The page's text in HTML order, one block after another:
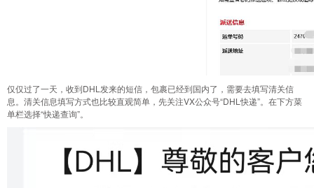
仅仅过了一天，收到DHL发来的短信，包裹已经到国内了，需要去填写清关信
息。清关信息填写方式也比较直观简单，先关注VX公众号“DHL快递”。在下方菜
单栏选择“快递查询”。